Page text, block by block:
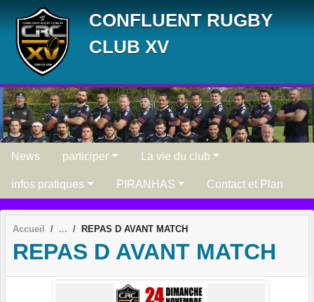
CONFLUENT RUGBY
CLUB XV
News participer La vie du club
infos pratiques PIRANHAS Contact et Plan
Accueil REPAS D AVANT MATCH
REPAS D AVANT MATCH
Panneau de gestion des cookies